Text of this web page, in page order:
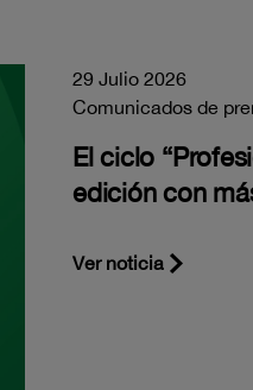
29 Julio 2026
Comunicados de
El ciclo
edición con
Ver noticia